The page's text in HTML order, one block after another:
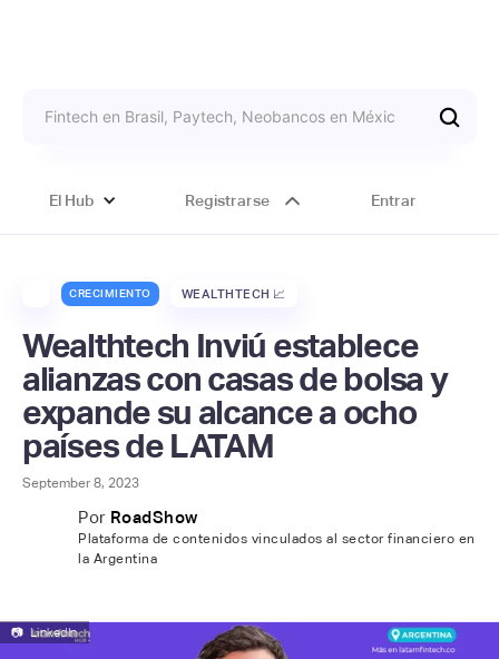
El Hub Registrarse Entrar
CRECIMIENTO WEALTHTECH 📈
Wealthtech Inviú establece
alianzas con casas de bolsa y
expande su alcance a ocho
países de LATAM
September 8, 2023
Por RoadShow
Plataforma de contenidos vinculados al sector financiero en
la Argentina
📷 LinkedIn